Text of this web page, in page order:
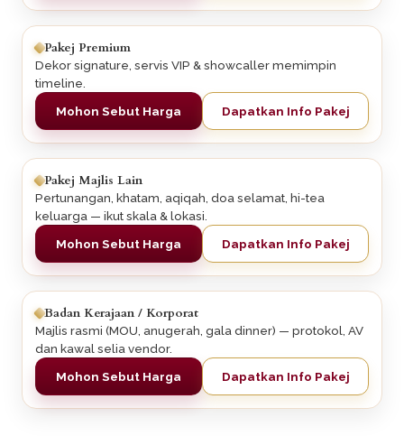
Pakej Premium
Dekor signature, servis VIP & showcaller memimpin
timeline.
Mohon Sebut Harga
Dapatkan Info Pakej
Pakej Majlis Lain
Pertunangan, khatam, aqiqah, doa selamat, hi-tea
keluarga — ikut skala & lokasi.
Mohon Sebut Harga
Dapatkan Info Pakej
Badan Kerajaan / Korporat
Majlis rasmi (MOU, anugerah, gala dinner) — protokol, AV
dan kawal selia vendor.
Mohon Sebut Harga
Dapatkan Info Pakej